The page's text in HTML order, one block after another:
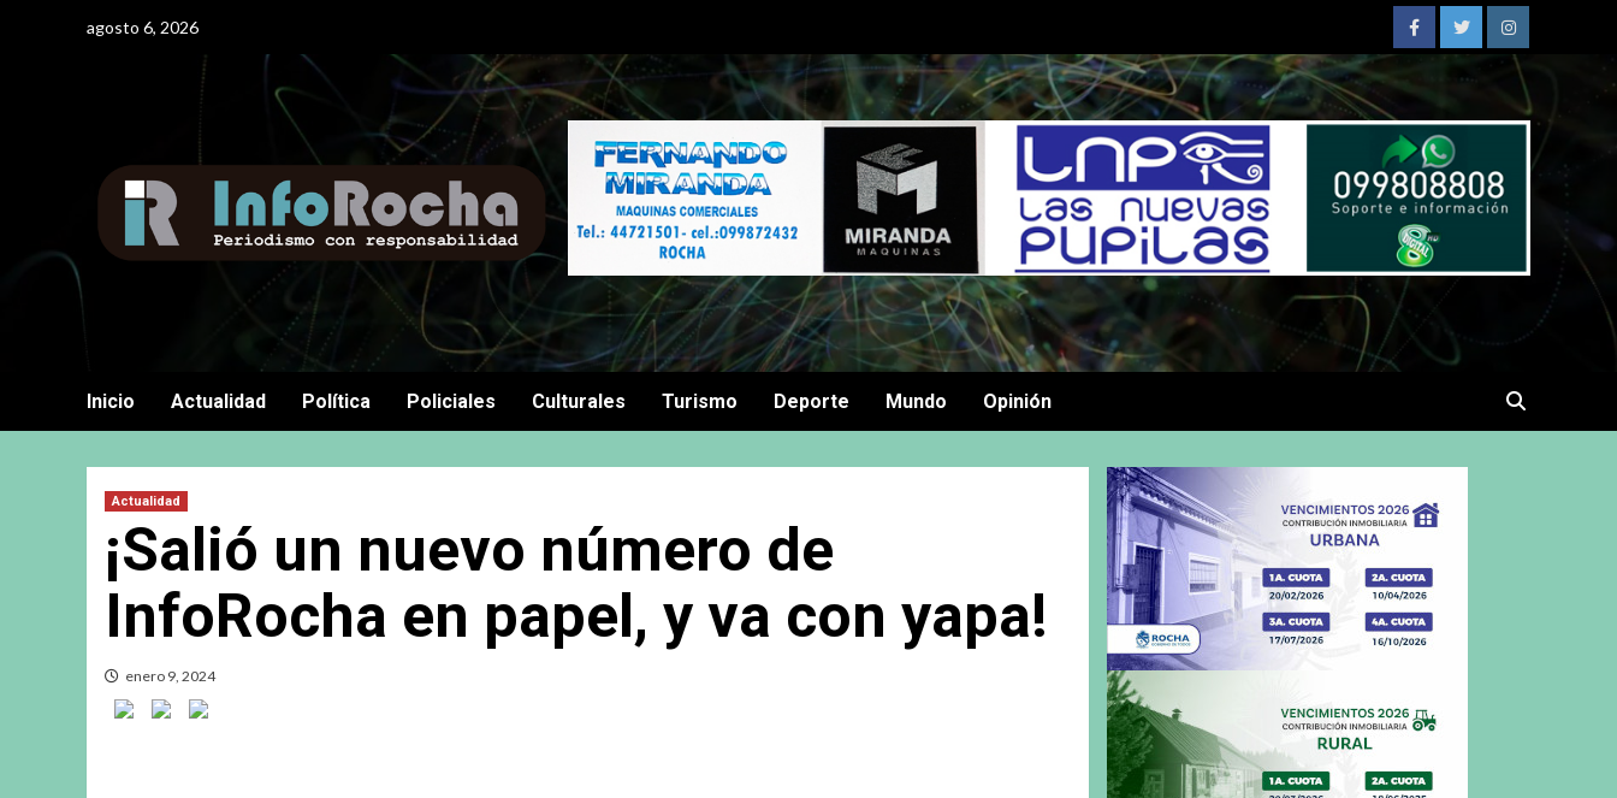
agosto 6, 2026
FacebookTwitterInstagram
Inicio Actualidad Política Policiales Culturales Turismo Deporte Mundo Opinión
Actualidad
¡Salió un nuevo número de
InfoRocha en papel, y va con yapa!
enero 9, 2024